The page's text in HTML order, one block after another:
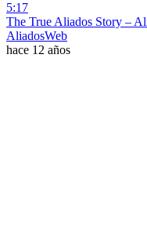
5:17
The True Aliados Story –
AliadosWeb
hace 12 años